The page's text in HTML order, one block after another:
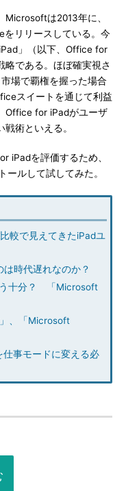
は2013年に、
リリースしている。今
」（以下、Office for
略である。ほぼ確実視さ
場で覇権を握った場合
スイートを通じて利益
Office for iPadがユーザ
術といえる。
iPadを評価するため、
ルして試してみた。
較で見えてきたiPadユ
時代遅れなのか？
う十分？ 「Microsoft
、「Microsoft
事モードに変える必